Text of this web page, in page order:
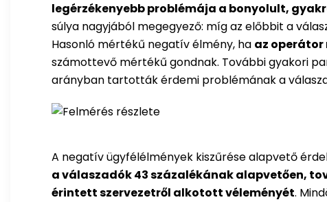
legérzékenyebb problémája a bonyolult,
súlya nagyjából megegyező: míg az előbbit a
Hasonló mértékű negatív élmény, ha az operátor
számottevő mértékű gondnak. További gyakori
arányban tartották érdemi problémának a
A negatív ügyfélélmények kiszűrése alapvető
a válaszadók 43 százalékának alapvetően,
érintett szervezetről alkotott véleményét.